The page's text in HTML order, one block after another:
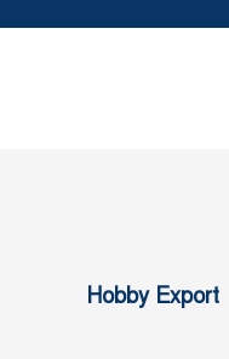
Hobby Export